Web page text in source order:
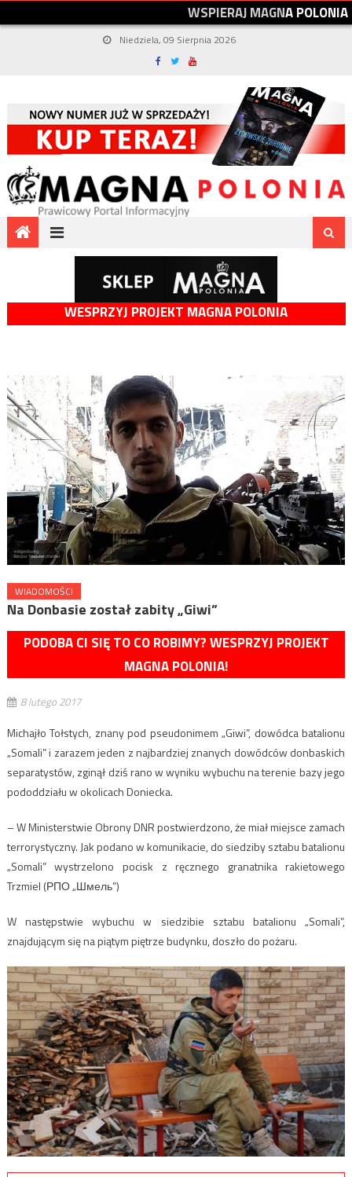
WSPIERAJMAGNAPOLONIA
Niedziela, 09 Sierpnia 2026
WESPRZYJ PROJEKT MAGNA POLONIA
WIADOMOŚCI
Na Donbasie został zabity „Giwi”
PODOBA CI SIĘ TO CO ROBIMY? WESPRZYJ PROJEKT
MAGNA POLONIA!
8 lutego 2017
Michajło Tołstych, znany pod pseudonimem „Giwi”, dowódca batalionu
„Somali” i zarazem jeden z najbardziej znanych dowódców donbaskich
separatystów, zginął dziś rano w wyniku wybuchu na terenie bazy jego
pododdziału w okolicach Doniecka.
– W Ministerstwie Obrony DNR postwierdzono, że miał miejsce zamach
terrorystyczny. Jak podano w komunikacie, do siedziby sztabu batalionu
„Somali” wystrzelono pocisk z ręcznego granatnika rakietowego
Trzmiel (РПО „Шмель”)
W następstwie wybuchu w siedzibie sztabu batalionu „Somali”,
znajdującym się na piątym piętrze budynku, doszło do pożaru.